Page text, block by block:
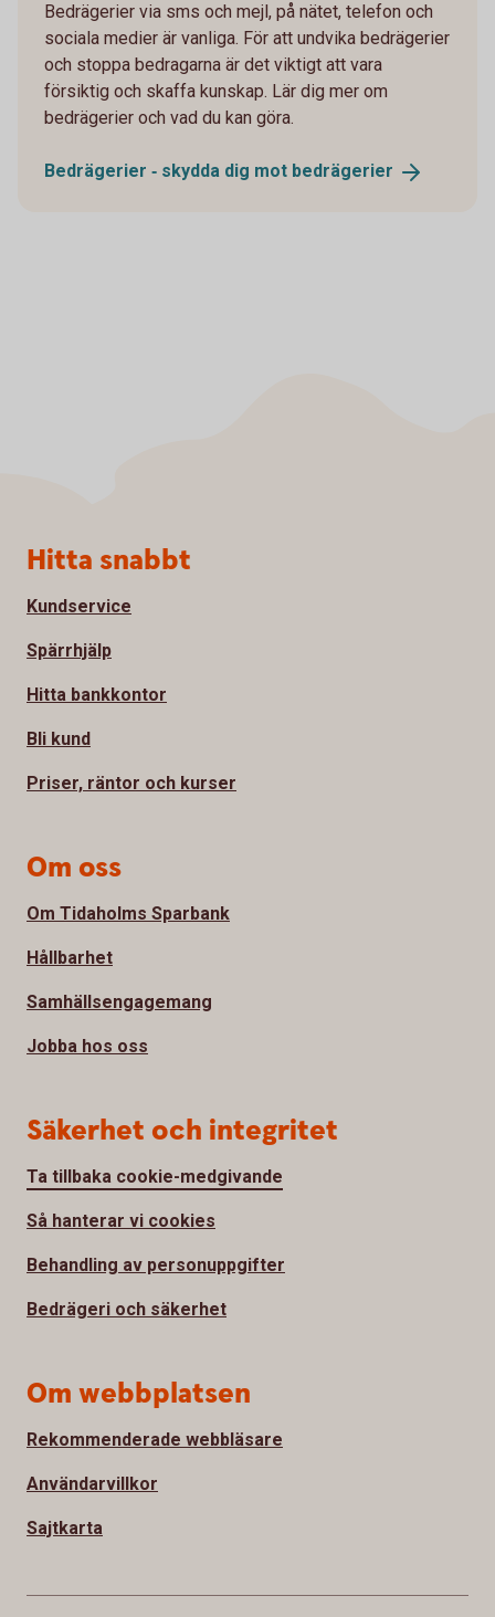
Bedrägerier via sms och mejl, på nätet, telefon och
sociala medier är vanliga. För att undvika bedrägerier
och stoppa bedragarna är det viktigt att vara
försiktig och skaffa kunskap. Lär dig mer om
bedrägerier och vad du kan göra.
Bedrägerier ‐ skydda dig mot bedrägerier
Sidfot
Hitta snabbt
Kundservice
Spärrhjälp
Hitta bankkontor
Bli kund
Priser, räntor och kurser
Om oss
Om Tidaholms Sparbank
Hållbarhet
Samhällsengagemang
Jobba hos oss
Säkerhet och integritet
Ta tillbaka cookie-medgivande
Så hanterar vi cookies
Behandling av personuppgifter
Bedrägeri och säkerhet
Om webbplatsen
Rekommenderade webbläsare
Användarvillkor
Sajtkarta